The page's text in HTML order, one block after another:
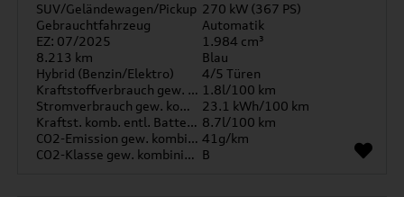
SUV/Geländewagen/Pickup 270 kW (367 PS)
Gebrauchtfahrzeug
Automatik
EZ: 07/2025
1.984 cm³
8.213 km
Blau
Hybrid (Benzin/Elektro)
4/5 Türen
Kraftstoffverbrauch gew. kombiniert 1.8l/100 km
Stromverbrauch gew. kombiniert
23.1 kWh/100 km
Kraftst. komb. entl. Batterie 8.7l/100 km
CO2-Emission gew. kombiniert 41g/km
CO2-Klasse gew. kombiniert B